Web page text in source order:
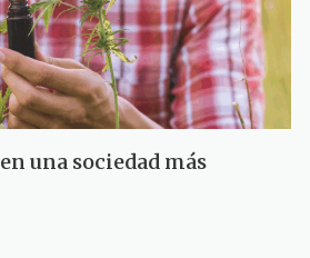
una sociedad más